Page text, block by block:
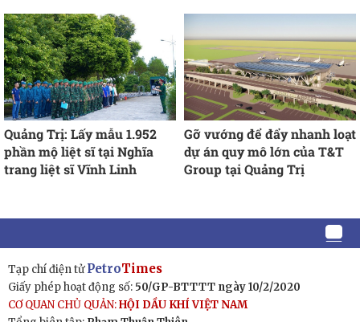
Quảng Trị: Lấy mẫu 1.952
phần mộ liệt sĩ tại Nghĩa
trang liệt sĩ Vĩnh Linh
Gỡ vướng để đẩy nhanh loạt
dự án quy mô lớn của T&T
Group tại Quảng Trị
Tạp chí điện tửPetroTimes
Giấy phép hoạt động số: 50/GP-BTTTT ngày 10/2/2020
CƠ QUAN CHỦ QUẢN:HỘI DẦU KHÍ VIỆT NAM